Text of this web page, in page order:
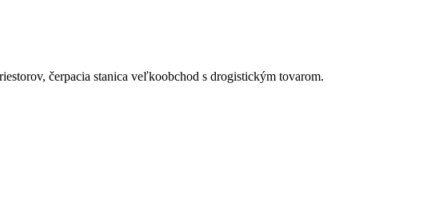
čerpacia stanica veľkoobchod s drogistickým tovarom.